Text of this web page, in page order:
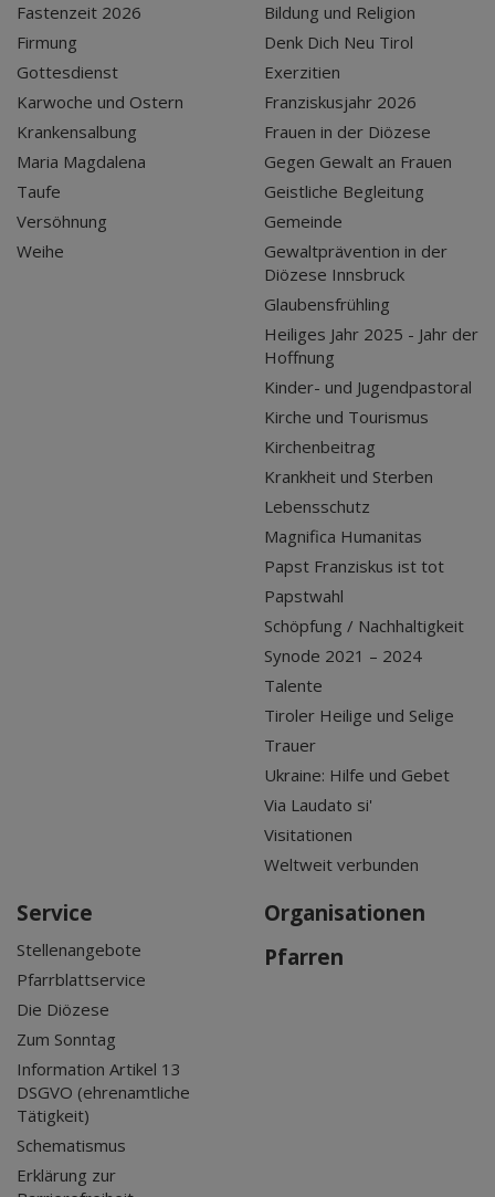
Fastenzeit 2026
Firmung
Gottesdienst
Karwoche und Ostern
Krankensalbung
Maria Magdalena
Taufe
Versöhnung
Weihe
Bildung und Religion
Denk Dich Neu Tirol
Exerzitien
Franziskusjahr 2026
Frauen in der Diözese
Gegen Gewalt an Frauen
Geistliche Begleitung
Gemeinde
Gewaltprävention in der
Diözese Innsbruck
Glaubensfrühling
Heiliges Jahr 2025 - Jahr der
Hoffnung
Kinder- und Jugendpastoral
Kirche und Tourismus
Kirchenbeitrag
Krankheit und Sterben
Lebensschutz
Magnifica Humanitas
Papst Franziskus ist tot
Papstwahl
Schöpfung / Nachhaltigkeit
Synode 2021 – 2024
Talente
Tiroler Heilige und Selige
Trauer
Ukraine: Hilfe und Gebet
Via Laudato si'
Visitationen
Weltweit verbunden
Service
Stellenangebote
Pfarrblattservice
Die Diözese
Zum Sonntag
Information Artikel 13
DSGVO (ehrenamtliche
Tätigkeit)
Schematismus
Erklärung zur
Organisationen
Pfarren